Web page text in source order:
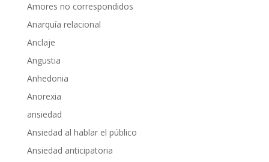
Amores no correspondidos
Anarquía relacional
Anclaje
Angustia
Anhedonia
Anorexia
ansiedad
Ansiedad al hablar el público
Ansiedad anticipatoria